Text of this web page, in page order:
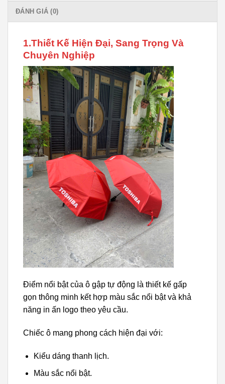
ĐÁNH GIÁ (0)
1.Thiết Kế Hiện Đại, Sang Trọng Và
Chuyên Nghiệp
Điểm nổi bật của ô gập tự động là thiết kế gấp
gọn thông minh kết hợp màu sắc nổi bật và khả
năng in ấn logo theo yêu cầu.
Chiếc ô mang phong cách hiện đại với:
Kiểu dáng thanh lịch.
Màu sắc nổi bật.